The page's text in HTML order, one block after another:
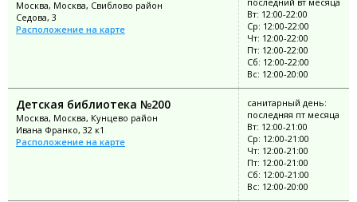
Москва, Москва, Свиблово район
Седова, 3
Расположение на карте
Вт: 12:00-22:00
Ср: 12:00-22:00
Чт: 12:00-22:00
Пт: 12:00-22:00
Сб: 12:00-22:00
Вс: 12:00-20:00
Детская библиотека №200
Москва, Москва, Кунцево район
Ивана Франко, 32 к1
Расположение на карте
санитарный день:
последняя пт месяца
Вт: 12:00-21:00
Ср: 12:00-21:00
Чт: 12:00-21:00
Пт: 12:00-21:00
Сб: 12:00-21:00
Вс: 12:00-20:00